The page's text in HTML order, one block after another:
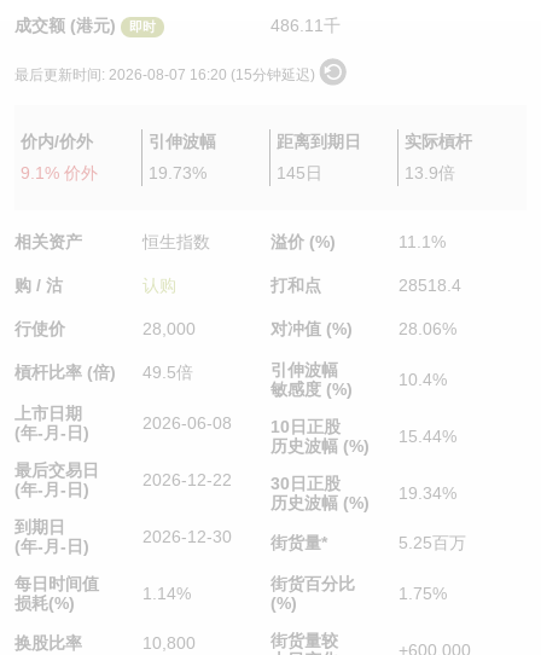
成交额 (港元) 即时 486.11千
最后更新时间: 2026-08-07 16:20 (15分钟延迟)
价内/价外
9.1% 价外
引伸波幅
19.73%
距离到期日
145日
实际槓杆
13.9倍
相关资产 恒生指数
购 / 沽 认购
行使价 28,000
槓杆比率 (倍) 49.5倍
上市日期
(年-月-日)
2026-06-08
最后交易日
(年-月-日)
2026-12-22
到期日
(年-月-日)
2026-12-30
每日时间值
损耗(%)
1.14%
换股比率 10,800
溢价 (%) 11.1%
打和点 28518.4
对冲值 (%) 28.06%
引伸波幅
敏感度 (%)
10.4%
10日正股
历史波幅 (%)
15.44%
30日正股
历史波幅 (%)
19.34%
街货量* 5.25百万
街货百分比
(%)
1.75%
街货量较
+600,000
认股证文件及公告
牛熊证分析仪
AH 股价对照